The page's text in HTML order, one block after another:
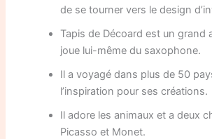
de se tourner vers le design
Tapis de Décoard est un grand
joue lui-même du saxophone.
Il a voyagé dans plus de 50
l’inspiration pour ses créations.
Il adore les animaux et a deux
Picasso et Monet.